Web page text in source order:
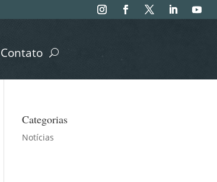
Contato
Categorias
Notícias